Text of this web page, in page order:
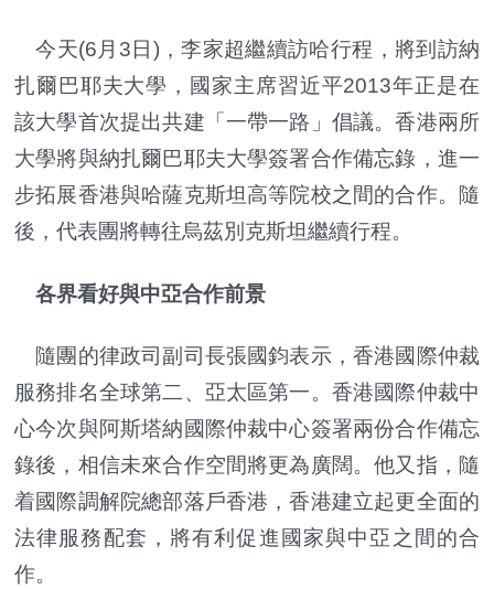
今天(6月3日)，李家超繼續訪哈行程，將到訪納
扎爾巴耶夫大學，國家主席習近平2013年正是在
該大學首次提出共建「一帶一路」倡議。香港兩所
大學將與納扎爾巴耶夫大學簽署合作備忘錄，進一
步拓展香港與哈薩克斯坦高等院校之間的合作。隨
後，代表團將轉往烏茲別克斯坦繼續行程。
各界看好與中亞合作前景
隨團的律政司副司長張國鈞表示，香港國際仲裁
服務排名全球第二、亞太區第一。香港國際仲裁中
心今次與阿斯塔納國際仲裁中心簽署兩份合作備忘
錄後，相信未來合作空間將更為廣闊。他又指，隨
着國際調解院總部落戶香港，香港建立起更全面的
法律服務配套，將有利促進國家與中亞之間的合
作。